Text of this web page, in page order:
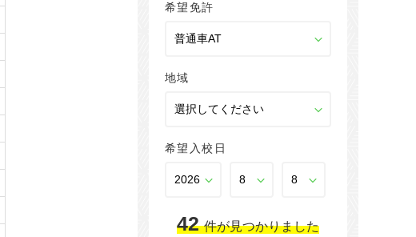
希望免許
地域
希望入校日
42 件が見つかりました